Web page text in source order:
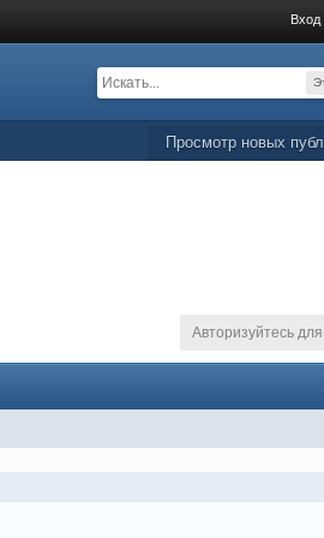
Вход
Просмотр новых
Авторизуйтесь